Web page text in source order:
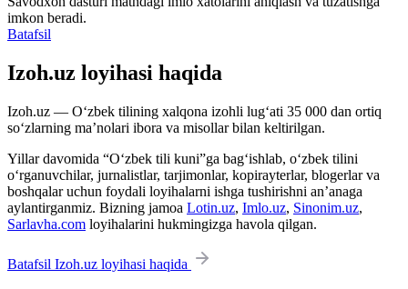
imkon beradi.
Batafsil
Izoh.uz loyihasi haqida
Izoh.uz — O‘zbek tilining xalqona izohli lug‘ati 35 000 dan ortiq
so‘zlarning ma’nolari ibora va misollar bilan keltirilgan.
Yillar davomida “O‘zbek tili kuni”ga bag‘ishlab, o‘zbek tilini
o‘rganuvchilar, jurnalistlar, tarjimonlar, kopirayterlar, blogerlar va
boshqalar uchun foydali loyihalarni ishga tushirishni an’anaga
aylantirganmiz. Bizning jamoa Lotin.uz, Imlo.uz, Sinonim.uz,
Sarlavha.com loyihalarini hukmingizga havola qilgan.
Batafsil Izoh.uz loyihasi haqida